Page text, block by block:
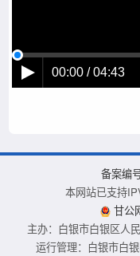
00:00 / 04:43
备案编
本网站已支持
甘公
主办：白银市白银区人
运行管理：白银市白